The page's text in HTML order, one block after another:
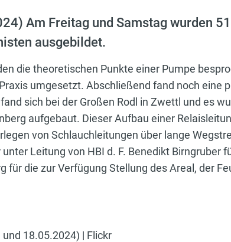
Am Freitag und Samstag wurden
ausgebildet.
die theoretischen Punkte einer Pumpe
umgesetzt. Abschließend fand noch eine
sich bei der Großen Rodl in Zwettl und es
aufgebaut. Dieser Aufbau einer
von Schlauchleitungen über lange
Leitung von HBI d. F. Benedikt Birngruber
für die zur Verfügung Stellung des Areal, der
18.05.2024) | Flickr